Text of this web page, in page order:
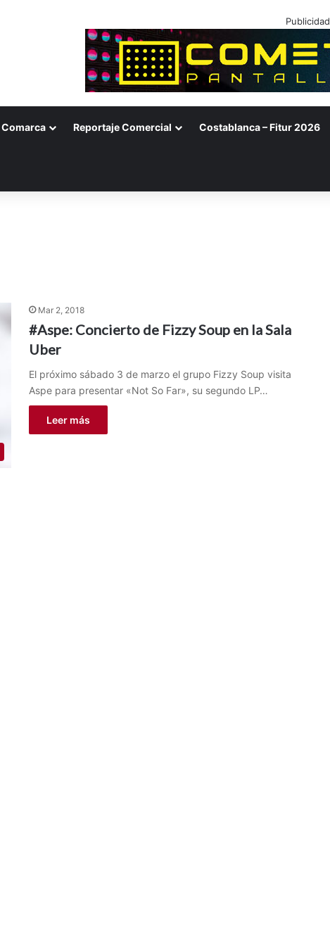
Publicidad
Comarca Reportaje Comercial Costablanca – Fitur 2026
Mar 2, 2018
#Aspe: Concierto de Fizzy Soup en la Sala
Uber
El próximo sábado 3 de marzo el grupo Fizzy Soup visita
Aspe para presentar «Not So Far», su segundo LP…
Leer más